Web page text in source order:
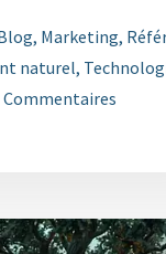
, Marketing,
naturel,
Commentaires